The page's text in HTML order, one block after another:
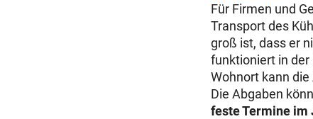
Für Firmen und
Transport des
groß ist, dass er
funktioniert in der
Wohnort kann
Die Abgaben
feste Termine im